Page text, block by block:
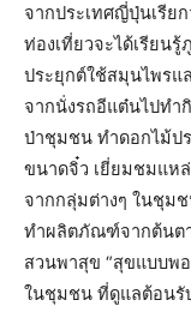
จากประเทศญี่ปุ่นเรียก
ท่องเที่ยวจะได้เรียน
ประยุกต์ใช้สมุนไพรแ
จากนั่งรถอีแต๋นไปทำ
ป่าชุมชน ทำดอกไม้ป
ขนาดจิ๋ว เยี่ยมชมแห
จากกลุ่มต่างๆ ในชุม
ทำผลิตภัณฑ์จากต้นตา
สวนพาสุข “สุขแบบพอ
ในชุมชน ที่ดูแลต้อนรั